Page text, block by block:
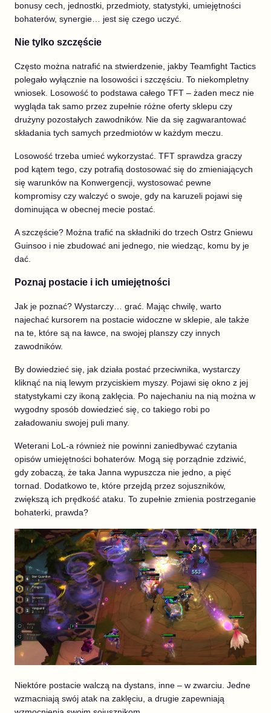
bonusy cech, jednostki, przedmioty, statystyki, umiejętności
bohaterów, synergie… jest się czego uczyć.
Nie tylko szczęście
Często można natrafić na stwierdzenie, jakby Teamfight Tactics
polegało wyłącznie na losowości i szczęściu. To niekompletny
wniosek. Losowość to podstawa całego TFT – żaden mecz nie
wygląda tak samo przez zupełnie różne oferty sklepu czy
drużyny pozostałych zawodników. Nie da się zagwarantować
składania tych samych przedmiotów w każdym meczu.
Losowość trzeba umieć wykorzystać. TFT sprawdza graczy
pod kątem tego, czy potrafią dostosować się do zmieniających
się warunków na Konwergencji, wystosować pewne
kompromisy czy walczyć o swoje, gdy na karuzeli pojawi się
dominująca w obecnej mecie postać.
A szczęście? Można trafić na składniki do trzech Ostrz Gniewu
Guinsoo i nie zbudować ani jednego, nie wiedząc, komu by je
dać.
Poznaj postacie i ich umiejętności
Jak je poznać? Wystarczy… grać. Mając chwilę, warto
najechać kursorem na postacie widoczne w sklepie, ale także
na te, które są na ławce, na swojej planszy czy innych
zawodników.
By dowiedzieć się, jak działa postać przeciwnika, wystarczy
kliknąć na nią lewym przyciskiem myszy. Pojawi się okno z jej
statystykami czy ikoną zaklęcia. Po najechaniu na nią można w
wygodny sposób dowiedzieć się, co takiego robi po
załadowaniu swojej puli many.
Weterani LoL-a również nie powinni zaniedbywać czytania
opisów umiejętności bohaterów. Mogą się porządnie zdziwić,
gdy zobaczą, że taka Janna wypuszcza nie jedno, a pięć
tornad. Dodatkowo te, które przejdą przez sojuszników,
zwiększą ich prędkość ataku. To zupełnie zmienia postrzeganie
bohaterki, prawda?
Niektóre postacie walczą na dystans, inne – w zwarciu. Jedne
wzmacniają swój atak na zaklęciu, a drugie zapewniają